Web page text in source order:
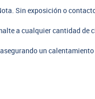
Sin exposición o
a cualquier cantidad de
un